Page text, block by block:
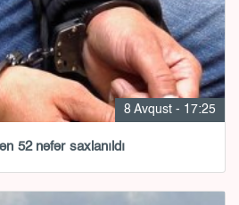
8 Avqust - 17:25
52 nəfər saxlanıldı